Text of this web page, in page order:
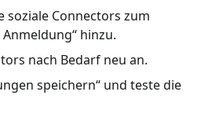
soziale Connectors zum
hinzu.
nach Bedarf neu an.
speichern“ und teste die